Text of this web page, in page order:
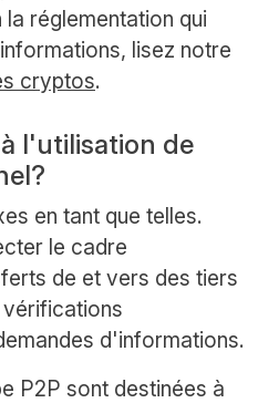
réglementation qui
lisez notre
cryptos.
l'utilisation de
en tant que telles.
le cadre
de et vers des tiers
d'informations.
P2P sont destinées à